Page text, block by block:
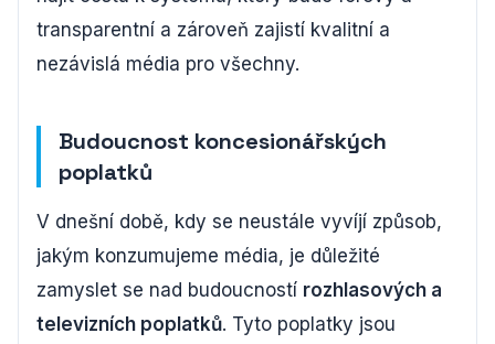
transparentní a zároveň zajistí kvalitní a
nezávislá média pro všechny.
Budoucnost koncesionářských
poplatků
V dnešní době, kdy se neustále vyvíjí způsob,
jakým konzumujeme média, je důležité
zamyslet se nad budoucností rozhlasových a
televizních poplatků. Tyto poplatky jsou